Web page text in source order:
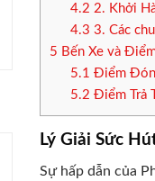
4.2 2. Khởi
4.3 3. Các
5 Bến Xe và
5.1 Điểm Đón
5.2 Điểm Trả
Lý Giải Sức
Sự hấp dẫn của